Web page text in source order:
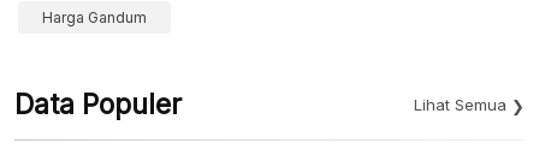
Harga Gandum
Data Populer Lihat Semua